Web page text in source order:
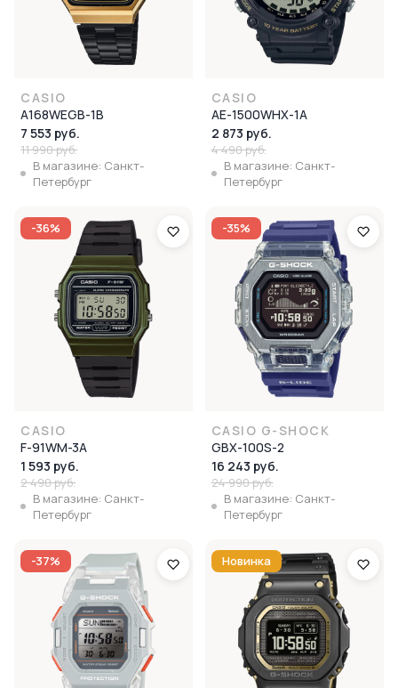
CASIO
A168WEGB-1B
7 553 руб.
11 990 руб.
В магазине: Санкт-
Петербург
CASIO
AE-1500WHX-1A
2 873 руб.
4 490 руб.
В магазине: Санкт-
Петербург
-36%
CASIO
F-91WM-3A
1 593 руб.
2 490 руб.
В магазине: Санкт-
Петербург
-35%
CASIO G-SHOCK
GBX-100S-2
16 243 руб.
24 990 руб.
В магазине: Санкт-
Петербург
-37% Новинка